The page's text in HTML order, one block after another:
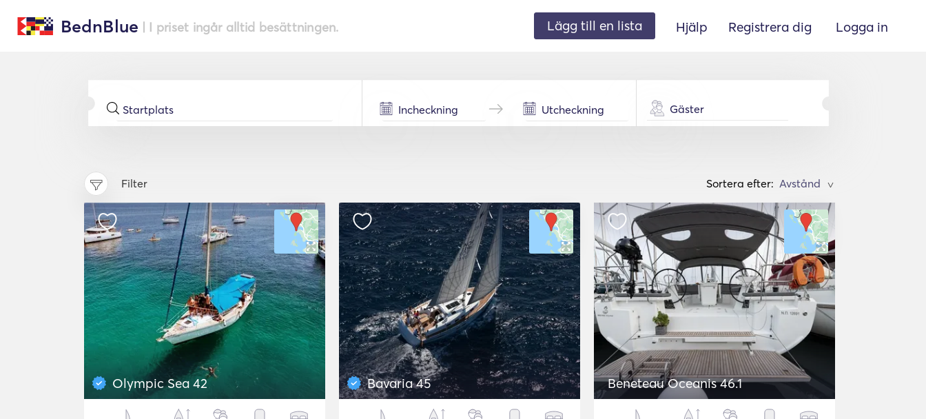
BednBlue | I priset ingår alltid besättningen. Lägg till en lista Hjälp Registrera dig Logga in
Gäster
Filter Sortera efter: >
Olympic Sea 42 Bavaria 45 Beneteau Oceanis 46.1